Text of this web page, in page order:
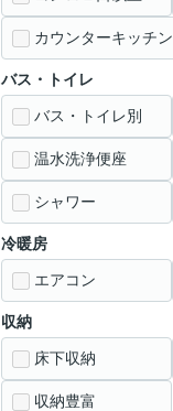
カウンターキッチン
バス・トイレ
バス・トイレ別
温水洗浄便座
シャワー
冷暖房
エアコン
収納
床下収納
収納豊富